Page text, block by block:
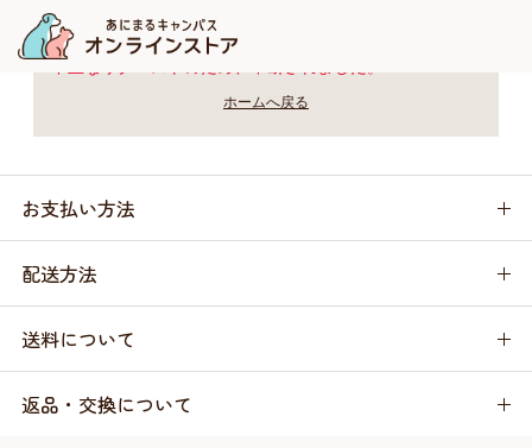
ホームへ戻る
お支払い方法
配送方法
送料について
返品・交換について